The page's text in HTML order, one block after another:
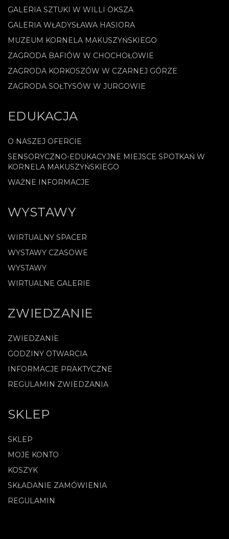
GALERIA SZTUKI W WILLI OKSZA
GALERIA WŁADYSŁAWA HASIORA
MUZEUM KORNELA MAKUSZYŃSKIEGO
ZAGRODA BAFIÓW W CHOCHOŁOWIE
ZAGRODA KORKOSZÓW W CZARNEJ GÓRZE
ZAGRODA SOŁTYSÓW W JURGOWIE
EDUKACJA
O NASZEJ OFERCIE
SENSORYCZNO-EDUKACYJNE MIEJSCE SPOTKAŃ W
KORNELA MAKUSZYŃSKIEGO
WAŻNE INFORMACJE
WYSTAWY
WIRTUALNY SPACER
WYSTAWY CZASOWE
WYSTAWY
WIRTUALNE GALERIE
ZWIEDZANIE
ZWIEDZANIE
GODZINY OTWARCIA
INFORMACJE PRAKTYCZNE
REGULAMIN ZWIEDZANIA
SKLEP
SKLEP
MOJE KONTO
KOSZYK
SKŁADANIE ZAMÓWIENIA
REGULAMIN